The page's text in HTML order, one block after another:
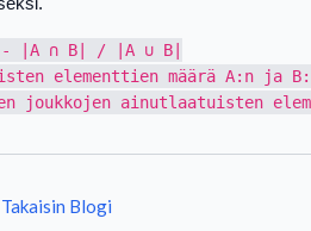
- |A ∩ B| / |A ∪ B|
elementtien määrä A:n ja
Takaisin Blogi